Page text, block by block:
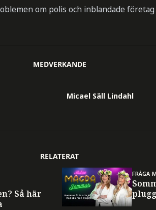
om polis och inblandade
MEDVERKANDE
Micael Säll Lindahl
RELATERAT
Så här
FRÅGA